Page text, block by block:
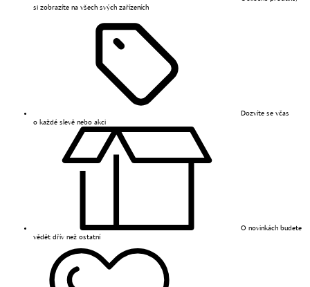
si zobrazíte na všech svých zařízeních
Dozvíte se včas
o každé slevě nebo akci
O novinkách budete
vědět dřív než ostatní